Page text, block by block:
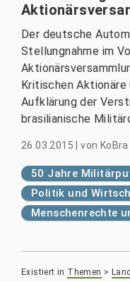
Der deutsche
Stellungnahme im
Kritischen Aktionäre
Aufklärung der
brasilianische
26.03.2015 |von
50 Jahre
Politik und
Menschenrechte
Existiert in Themen >